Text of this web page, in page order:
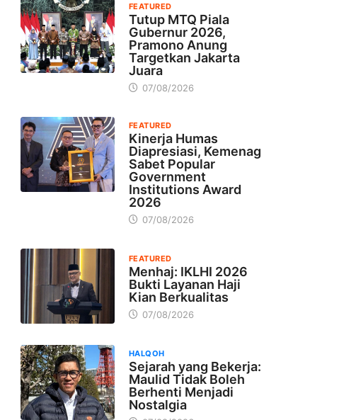
FEATURED
Tutup MTQ Piala
Gubernur 2026,
Pramono Anung
Targetkan Jakarta
Juara
07/08/2026
FEATURED
Kinerja Humas
Diapresiasi, Kemenag
Sabet Popular
Government
Institutions Award
2026
07/08/2026
FEATURED
Menhaj: IKLHI 2026
Bukti Layanan Haji
Kian Berkualitas
07/08/2026
HALQOH
Sejarah yang Bekerja:
Maulid Tidak Boleh
Berhenti Menjadi
Nostalgia